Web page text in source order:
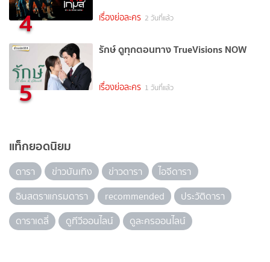
4 เรื่องย่อละคร 2 วันที่แล้ว
5
รักษ์ ดูทุกตอนทาง TrueVisions NOW
เรื่องย่อละคร 1 วันที่แล้ว
แท็กยอดนิยม
ดารา ข่าวบันเทิง ข่าวดารา
ไอจีดารา
อินสตราแกรมดารา
recommended
ประวัติดารา
ดาราเดลี่
ดูทีวีออนไลน์ ดูละครออนไลน์